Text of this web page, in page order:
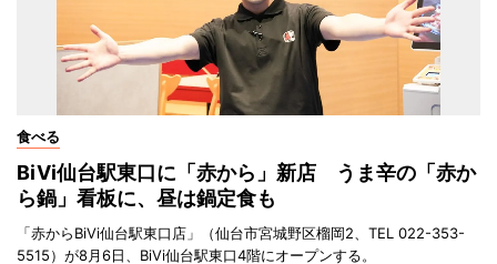
食べる
BiVi仙台駅東口に「赤から」新店 うま辛の「赤か
ら鍋」看板に、昼は鍋定食も
「赤からBiVi仙台駅東口店」（仙台市宮城野区榴岡2、TEL 022-353-
5515）が8月6日、BiVi仙台駅東口4階にオープンする。